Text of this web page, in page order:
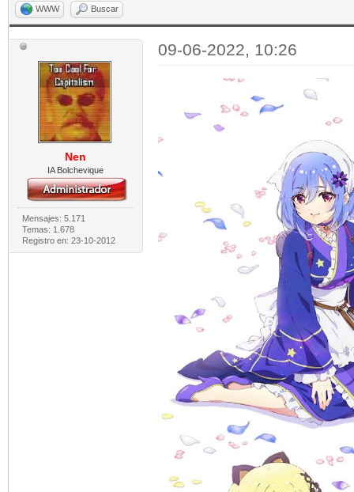
WWW Buscar
Nen
IA Bolchevique
Mensajes: 5.171
Temas: 1.678
Registro en: 23-10-2012
09-06-2022, 10:26